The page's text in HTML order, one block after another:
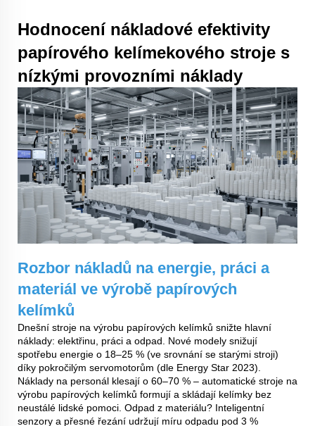
Hodnocení nákladové efektivity
papírového kelímekového stroje s
nízkými provozními náklady
Rozbor nákladů na energie, práci a
materiál ve výrobě papírových
kelímků
Dnešní stroje na výrobu papírových kelímků snižte hlavní
náklady: elektřinu, práci a odpad. Nové modely snižují
spotřebu energie o 18–25 % (ve srovnání se starými stroji)
díky pokročilým servomotorům (dle Energy Star 2023).
Náklady na personál klesají o 60–70 % – automatické stroje na
výrobu papírových kelímků formují a skládají kelímky bez
neustálé lidské pomoci. Odpad z materiálu? Inteligentní
senzory a přesné řezání udržují míru odpadu pod 3 %